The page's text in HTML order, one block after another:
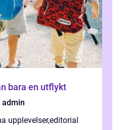
bara en utflykt
admin
upplevelser,editorial